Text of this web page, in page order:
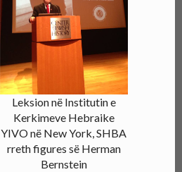
Leksion në Institutin e
Kerkimeve Hebraike
YIVO në New York, SHBA
rreth figures së Herman
Bernstein